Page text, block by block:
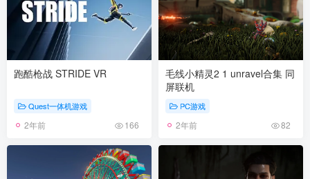
跑酷枪战 STRIDE VR
Quest一体机游戏
2年前 166
毛线小精灵2 1 unravel合集 同
屏联机
PC游戏
2年前 82